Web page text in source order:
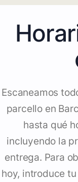
Escaneamos
parcello en
hasta qué
incluyendo la
entrega. Para
hoy, introduce